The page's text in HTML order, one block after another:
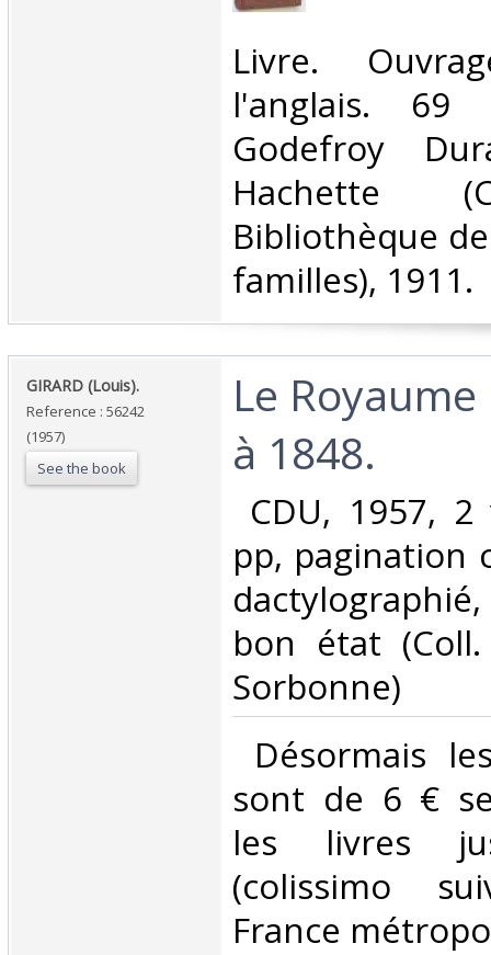
‎Livre.
l'anglais. 69
Godefroy
Hachette
Bibliothèque
familles), 1911.‎
‎GIRARD (Louis).‎
Reference : 56242
(1957)
See the book
‎Le
à 1848.‎
CDU, 1957,
pp, pagination
bon état
Sorbonne)‎
Désormais
sont de 6 €
les livres
(colissimo
France